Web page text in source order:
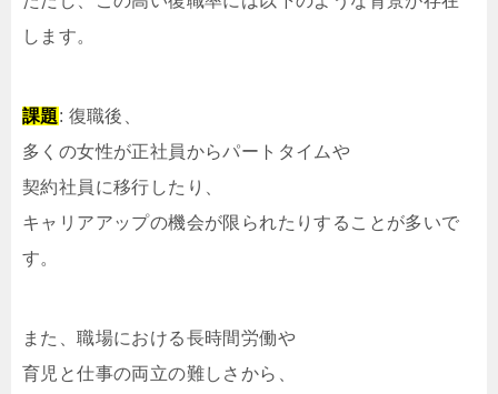
します。
課題: 復職後、
多くの女性が正社員からパートタイムや
契約社員に移行したり、
キャリアアップの機会が限られたりすることが多いで
す。
また、職場における長時間労働や
育児と仕事の両立の難しさから、